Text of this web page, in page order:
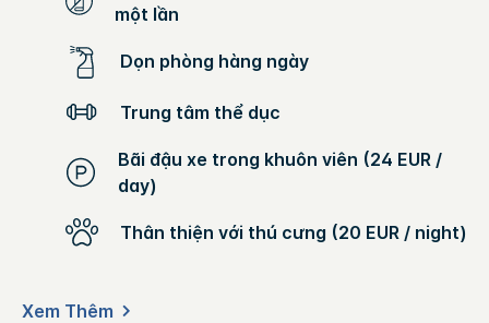
một lần
Dọn phòng hàng ngày
Trung tâm thể dục
Bãi đậu xe trong khuôn viên (24 EUR /
day)
Thân thiện với thú cưng (20 EUR / night)
Xem Thêm